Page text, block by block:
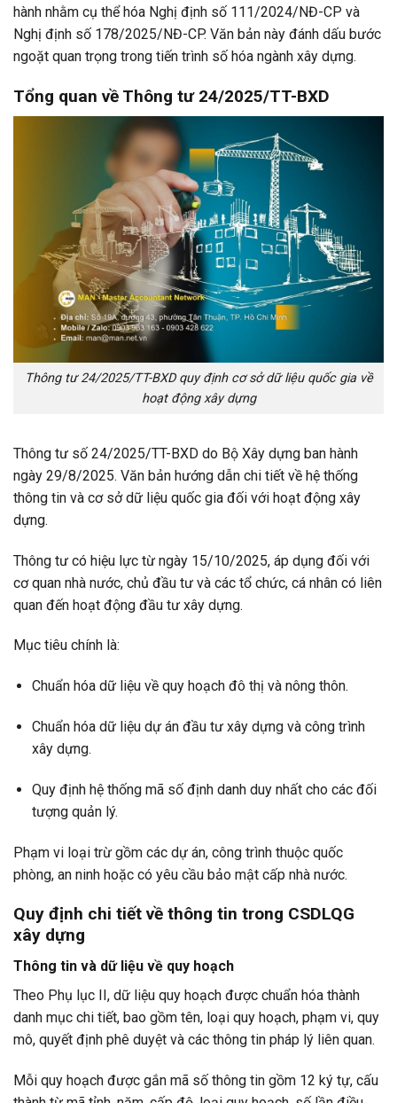
hành nhằm cụ thể hóa Nghị định số 111/2024/NĐ-CP và
Nghị định số 178/2025/NĐ-CP. Văn bản này đánh dấu bước
ngoặt quan trọng trong tiến trình số hóa ngành xây dựng.
Tổng quan về Thông tư 24/2025/TT-BXD
Thông tư 24/2025/TT-BXD quy định cơ sở dữ liệu quốc gia về
hoạt động xây dựng
Thông tư số 24/2025/TT-BXD do Bộ Xây dựng ban hành
ngày 29/8/2025. Văn bản hướng dẫn chi tiết về hệ thống
thông tin và cơ sở dữ liệu quốc gia đối với hoạt động xây
dựng.
Thông tư có hiệu lực từ ngày 15/10/2025, áp dụng đối với
cơ quan nhà nước, chủ đầu tư và các tổ chức, cá nhân có liên
quan đến hoạt động đầu tư xây dựng.
Mục tiêu chính là:
Chuẩn hóa dữ liệu về quy hoạch đô thị và nông thôn.
Chuẩn hóa dữ liệu dự án đầu tư xây dựng và công trình
xây dựng.
Quy định hệ thống mã số định danh duy nhất cho các đối
tượng quản lý.
Phạm vi loại trừ gồm các dự án, công trình thuộc quốc
phòng, an ninh hoặc có yêu cầu bảo mật cấp nhà nước.
Quy định chi tiết về thông tin trong CSDLQG
xây dựng
Thông tin và dữ liệu về quy hoạch
Theo Phụ lục II, dữ liệu quy hoạch được chuẩn hóa thành
danh mục chi tiết, bao gồm tên, loại quy hoạch, phạm vi, quy
mô, quyết định phê duyệt và các thông tin pháp lý liên quan.
Mỗi quy hoạch được gắn mã số thông tin gồm 12 ký tự, cấu